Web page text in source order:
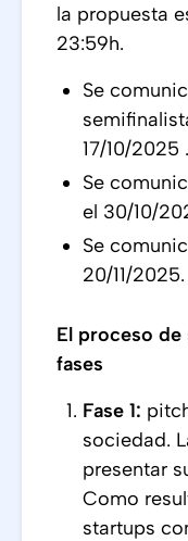
la propuesta
23:59h.
Se
17/10/2025 .
Se
el 30/10/
Se
20/11/2025.
El proceso
fases
Fase 1:
sociedad.
presentar
Como
startups